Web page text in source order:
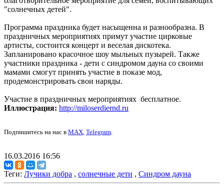
"солнечных детей".
Программа праздника будет насыщенна и разнообразна. В
праздничных мероприятиях примут участие цирковые
артисты, состоится концерт и веселая дискотека.
Запланировано красочное шоу мыльных пузырей. Также
участники праздника - дети с синдромом дауна со своими
мамами смогут принять участие в показе мод,
продемонстрировать свои наряды.
Участие в праздничных мероприятиях бесплатное.
Иллюстрация: http://miloserdiernd.ru
Подпишитесь на нас в MAX, Telegram.
16.03.2016 16:56
Теги: Лучики добра , солнечные дети , Синдром дауна